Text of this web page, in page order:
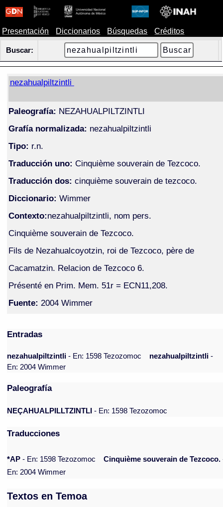
Presentación Diccionarios Búsquedas Créditos
Buscar:
nezahualpiltzintli
Paleografía: NEZAHUALPILTZINTLI
Grafía normalizada: nezahualpiltzintli
Tipo: r.n.
Traducción uno: Cinquième souverain de Tezcoco.
Traducción dos: cinquième souverain de tezcoco.
Diccionario: Wimmer
Contexto:nezahualpiltzintli, nom pers.
Cinquième souverain de Tezcoco.
Fils de Nezahualcoyotzin, roi de Tezcoco, père de
Cacamatzin. Relacion de Tezcoco 6.
Présenté en Prim. Mem. 51r = ECN11,208.
Fuente: 2004 Wimmer
Entradas
nezahualpiltzintli- En: 1598 Tezozomoc nezahualpiltzintli-
En: 2004 Wimmer
Paleografía
NEÇAHUALPILLTZINTLI - En: 1598 Tezozomoc
Traducciones
*AP - En: 1598 Tezozomoc Cinquième souverain de Tezcoco.
En: 2004 Wimmer
Textos en Temoa